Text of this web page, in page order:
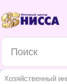
Хозяйственный